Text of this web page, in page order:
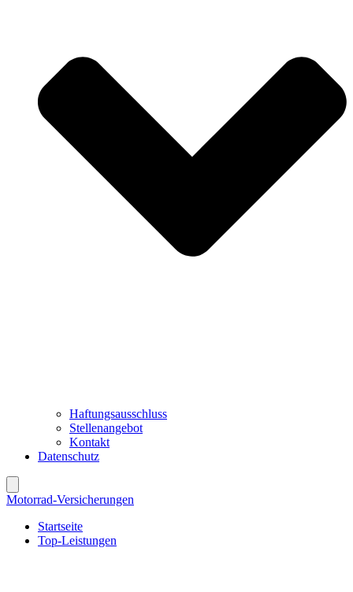
Haftungsausschluss
Stellenangebot
Kontakt
Datenschutz
Motorrad-Versicherungen
Startseite
Top-Leistungen